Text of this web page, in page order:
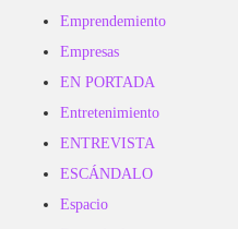
Emprendemiento
Empresas
EN PORTADA
Entretenimiento
ENTREVISTA
ESCÁNDALO
Espacio